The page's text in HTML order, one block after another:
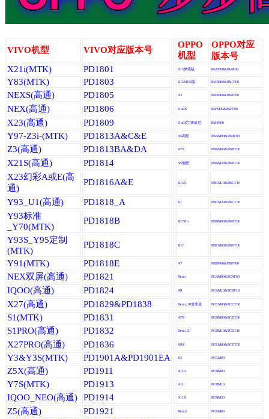
VIVO机型 VIVO对应版本号
OPPO
机型
OPPO对应
版本号
X21i(MTK)
PD1801 R15梦境版 PAAM00&PAAT00
Y83(MTK) PD1803 R15MTK版 PACM00&PACT00
NEXS(高通) PD1805 A3 PADM00&PADT00
NEX(高通) PD1806 FindX PAFM00&PAFT00
X23(高通) PD1809 FindX兰博基尼 PAHM00
Y97-Z3i-(MTK) PD1813A&C&E A5高配 PBAM00&PBAT00
Z3(高通) PD1813BA&DA A7X PBBM00&PBBT00
X21S(高通) PD1814 A5低配 PBBM30&PBBT30
X23幻彩A或E(高
通)
PD1816A&E R15X PBCM10&PBCT10
Y93_U1(高通) PD1818_A K1 PBCM30&PBCT30
Y93标准
_Y70(MTK)
PD1818B R17Pro PBDM00&PBDT00
Y93S_Y95定制
(MTK)
PD1818C R17 PBEM00&PBET00
Y91(MTK) PD1818E A7 PBFM00&PBFT00
NEX双屏(高通) PD1821 Reno PCAM00&PCAT00
IQOO(高通) PD1824 A9 PCAM10&PCAT10
X27(高通) PD1829&PD1838 Reno_10倍变焦 PCCM00&PCCT00
S1(MTK) PD1831 A7N PCDM00&PCDT00
S1PRO(高通) PD1832 Reno_Z PCDM10&PCDT10
X27PRO(高通) PD1836 A9X PCEM00&PCET00
Y3&Y3S(MTK) PD1901A&PD1901EA K3 PCGM00
Z5X(高通) PD1911 A11n PCHM00
Y7S(MTK) PD1913 A11 PCHM10
IQOO_NEO(高通) PD1914 A11X PCHM30
Z5(高通) PD1921 Reno2 PCKM00